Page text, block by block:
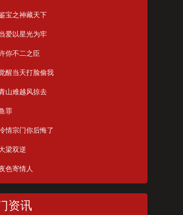
宝之神藏天下
爱以星光为牢
你不二之臣
醒当天打脸偷我
山难越风掠去
罪
情宗门你后悔了
梁双逆
色寄情人
资讯